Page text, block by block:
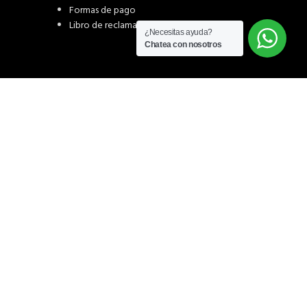
Formas de pago
Libro de reclamaciones¿Necesitas ayuda?
Chatea con nosotros